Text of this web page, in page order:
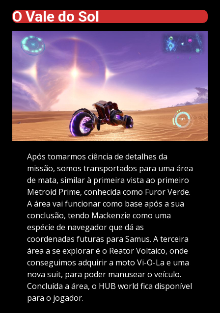
O Vale do Sol
Após tomarmos ciência de detalhes da
missão, somos transportados para uma área
de mata, similar à primeira vista ao primeiro
Metroid Prime, conhecida como Furor Verde.
A área vai funcionar como base após a sua
conclusão, tendo Mackenzie como uma
espécie de navegador que dá as
coordenadas futuras para Samus. A terceira
área a se explorar é o Reator Voltaico, onde
conseguimos adquirir a moto Vi-O-La e uma
nova suit, para poder manusear o veículo.
Concluída a área, o HUB world fica disponível
para o jogador.